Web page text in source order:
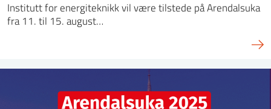
Institutt for energiteknikk vil være tilstede på Arendalsuka
fra 11. til 15. august…